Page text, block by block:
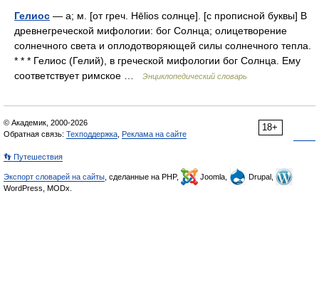
Гелиос — а; м. [от греч. Hēlios солнце]. [с прописной буквы] В
древнегреческой мифологии: бог Солнца; олицетворение
солнечного света и оплодотворяющей силы солнечного тепла.
* * * Гелиос (Гелий), в греческой мифологии бог Солнца. Ему
соответствует римское …
Энциклопедический словарь
18+
© Академик, 2000-2026
Обратная связь: Техподдержка Реклама на сайте
👣 Путешествия
Экспорт словарей на сайты , сделанные на PHP, Joomla,
Drupal,
WordPress, MODx.